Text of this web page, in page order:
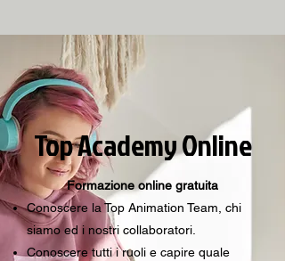
Top Academy Online
Formazione online gratuita
Conoscere la Top Animation Team, chi
siamo ed i nostri collaboratori.
Conoscere tutti i ruoli e capire quale